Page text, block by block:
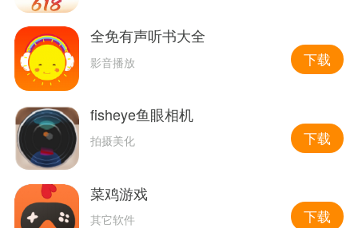
全免有声听书大全
影音播放 下载
fisheye鱼眼相机
拍摄美化 下载
菜鸡游戏
其它软件 下载